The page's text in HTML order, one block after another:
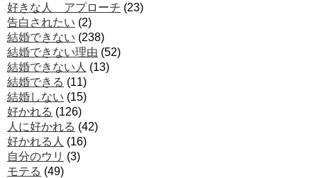
好きな人 アプローチ (23)
告白されたい (2)
結婚できない (238)
結婚できない理由 (52)
結婚できない人 (13)
結婚できる (11)
結婚しない (15)
好かれる (126)
人に好かれる (42)
好かれる人 (16)
自分のウリ (3)
モテる (49)